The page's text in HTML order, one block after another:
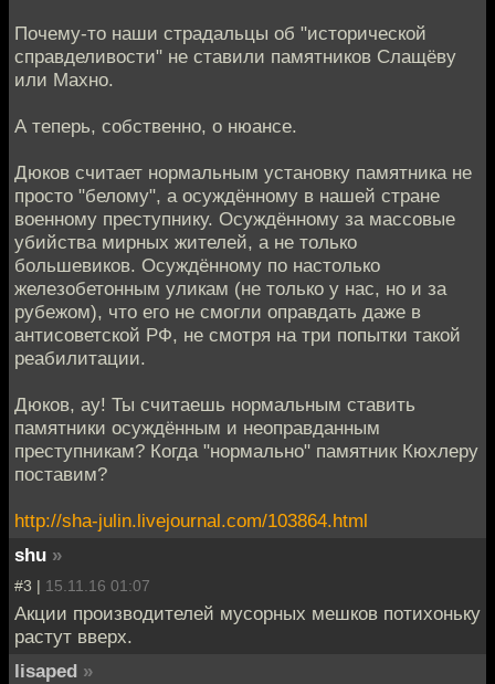
Почему-то наши страдальцы об "исторической
справделивости" не ставили памятников Слащёву
или Махно.
А теперь, собственно, о нюансе.
Дюков считает нормальным установку памятника не
просто "белому", а осуждённому в нашей стране
военному преступнику. Осуждённому за массовые
убийства мирных жителей, а не только
большевиков. Осуждённому по настолько
железобетонным уликам (не только у нас, но и за
рубежом), что его не смогли оправдать даже в
антисоветской РФ, не смотря на три попытки такой
реабилитации.
Дюков, ау! Ты считаешь нормальным ставить
памятники осуждённым и неоправданным
преступникам? Когда "нормально" памятник Кюхлеру
поставим?
http://sha-julin.livejournal.com/103864.html
shu »
#3 | 15.11.16 01:07
Акции производителей мусорных мешков потихоньку
растут вверх.
lisaped »